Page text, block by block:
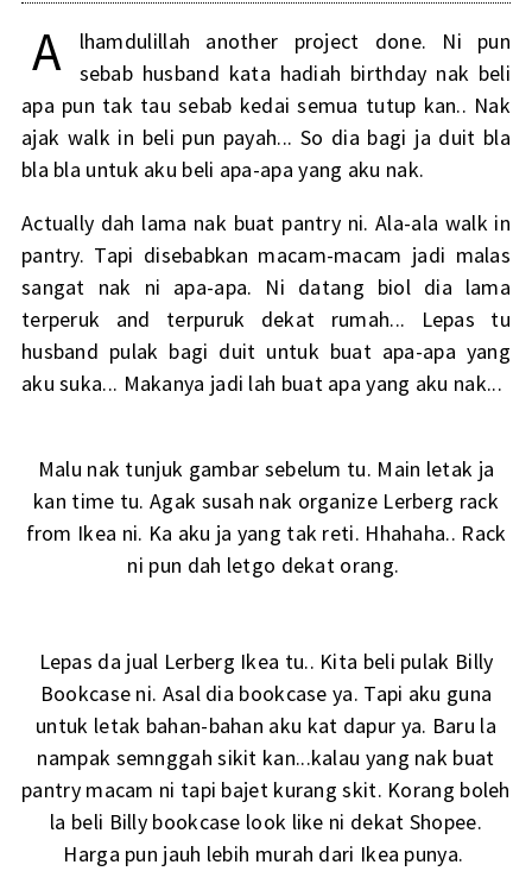
A
lhamdulillah another project done. Ni pun
sebab husband kata hadiah birthday nak beli
apa pun tak tau sebab kedai semua tutup kan.. Nak
ajak walk in beli pun payah... So dia bagi ja duit bla
bla bla untuk aku beli apa-apa yang aku nak.
Actually dah lama nak buat pantry ni. Ala-ala walk in
pantry. Tapi disebabkan macam-macam jadi malas
sangat nak ni apa-apa. Ni datang biol dia lama
terperuk and terpuruk dekat rumah... Lepas tu
husband pulak bagi duit untuk buat apa-apa yang
aku suka... Makanya jadi lah buat apa yang aku nak...
Malu nak tunjuk gambar sebelum tu. Main letak ja
kan time tu. Agak susah nak organize Lerberg rack
from Ikea ni. Ka aku ja yang tak reti. Hhahaha.. Rack
ni pun dah letgo dekat orang.
Lepas da jual Lerberg Ikea tu.. Kita beli pulak Billy
Bookcase ni. Asal dia bookcase ya. Tapi aku guna
untuk letak bahan-bahan aku kat dapur ya. Baru la
nampak semnggah sikit kan...kalau yang nak buat
pantry macam ni tapi bajet kurang skit. Korang boleh
la beli Billy bookcase look like ni dekat Shopee.
Harga pun jauh lebih murah dari Ikea punya.